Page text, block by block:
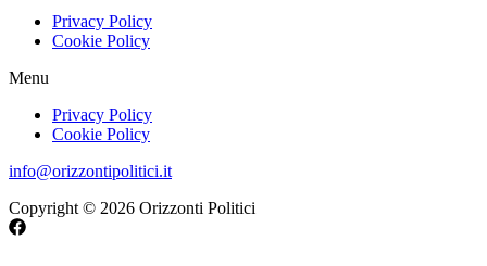
Privacy Policy
Cookie Policy
Menu
Privacy Policy
Cookie Policy
info@orizzontipolitici.it
Copyright © 2026 Orizzonti Politici